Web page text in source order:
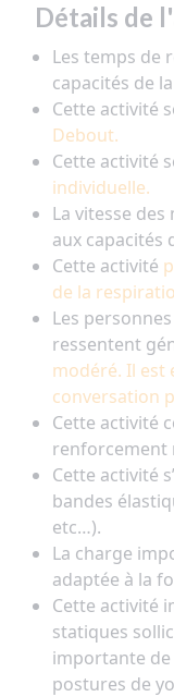
Détails de
Les temps de
capacités de
Cette activité
Debout.
Cette activité
individuelle.
La vitesse
aux capacités
Cette activité
de la
Les
ressentent
modéré. Il est
conversation
Cette activité
renforcement
Cette activité
bandes
etc…).
La charge
adaptée à la
Cette activité
statiques
importante de
postures de